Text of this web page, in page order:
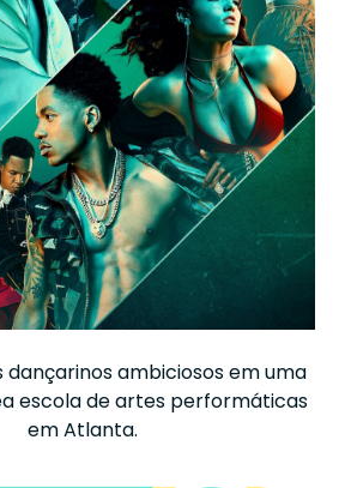
dançarinos ambiciosos em uma
escola de artes performáticas
em Atlanta.